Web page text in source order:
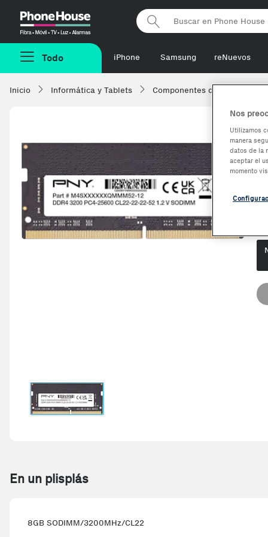
Phonehouse
Todo iPhone Samsung reNuevos
Inicio Informática y Tablets Componentes de ordenadores
En un plisplás
8GB SODIMM/3200MHz/CL22
Nos
Utilizamos
manera
datos de la
aceptar el
momento